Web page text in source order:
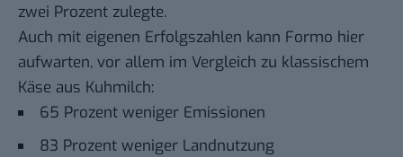
zwei Prozent zulegte.
Auch mit eigenen Erfolgszahlen kann Formo hier
aufwarten, vor allem im Vergleich zu klassischem
Käse aus Kuhmilch:
65 Prozent weniger Emissionen
83 Prozent weniger Landnutzung